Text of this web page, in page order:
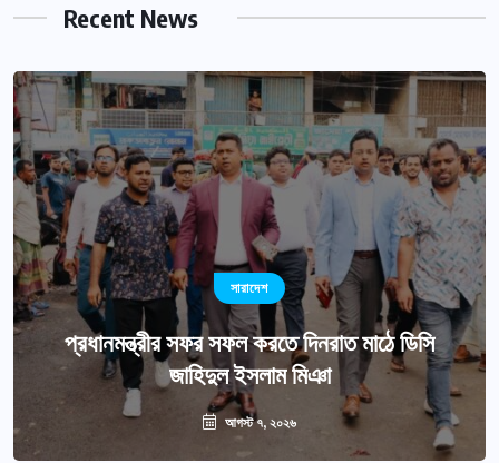
Recent News
সারাদেশ
প্রধানমন্ত্রীর সফর সফল করতে দিনরাত মাঠে ডিসি
জাহিদুল ইসলাম মিঞা
আগস্ট ৭, ২০২৬